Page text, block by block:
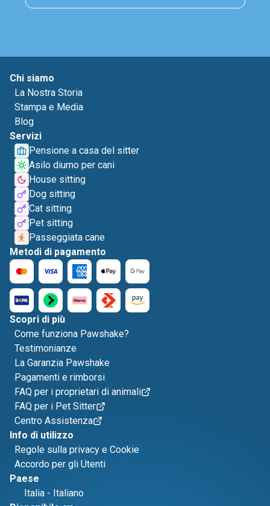
Chi siamo
La Nostra Storia
Stampa e Media
Blog
Servizi
Pensione a casa del sitter
Asilo diurno per cani
House sitting
Dog sitting
Cat sitting
Pet sitting
Passeggiata cane
Metodi di pagamento
Scopri di più
Come funziona Pawshake?
Testimonianze
La Garanzia Pawshake
Pagamenti e rimborsi
FAQ per i proprietari di animali
FAQ per i Pet Sitter
Centro Assistenza
Info di utilizzo
Regole sulla privacy e Cookie
Accordo per gli Utenti
Paese
Italia - Italiano